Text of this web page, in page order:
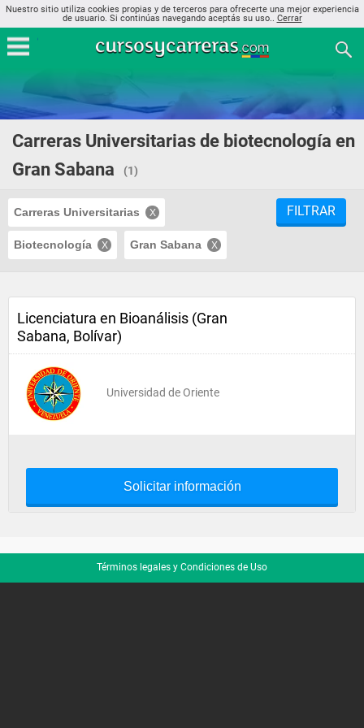
Nuestro sitio utiliza cookies propias y de terceros para ofrecerte una mejor experiencia
de usuario. Si continúas navegando aceptás su uso.. Cerrar
Carreras Universitarias de biotecnología en
Gran Sabana
(1)
Carreras Universitarias
Biotecnología Gran Sabana
FILTRAR
Licenciatura en Bioanálisis (Gran
Sabana, Bolívar)
Universidad de Oriente
Solicitar información
Términos legales y Condiciones de Uso